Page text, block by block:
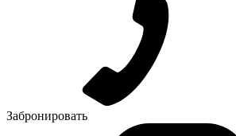
Забронировать